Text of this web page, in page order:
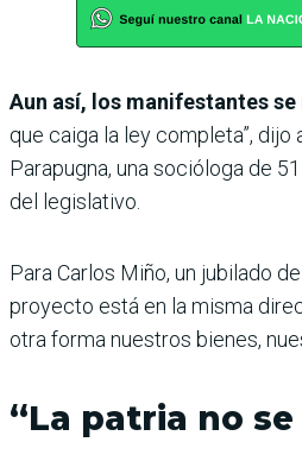
Aun así, los manifestantes
que caiga la ley completa”, dijo
Parapugna, una socióloga de
del legislativo.
Para Carlos Miño, un jubilado
proyecto está en la misma
otra forma nuestros bienes,
“La patria no